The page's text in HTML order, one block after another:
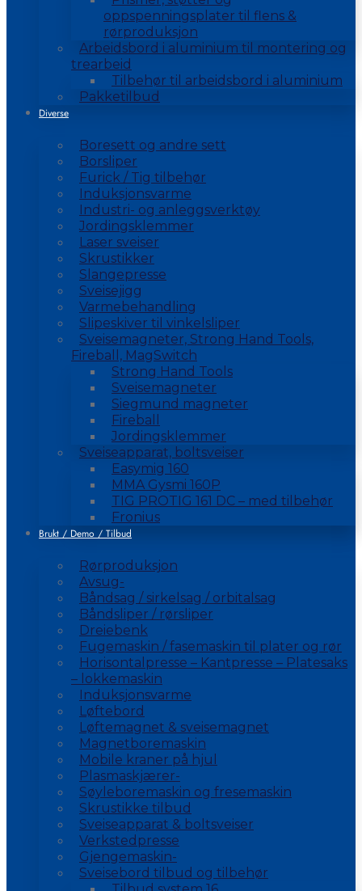
oppspenningsplater til flens &
rørproduksjon
Arbeidsbord i aluminium til montering og
trearbeid
Tilbehør til arbeidsbord i aluminium
Pakketilbud
Diverse
Boresett og andre sett
Borsliper
Furick / Tig tilbehør
Induksjonsvarme
Industri- og anleggsverktøy
Jordingsklemmer
Laser sveiser
Skrustikker
Slangepresse
Sveisejigg
Varmebehandling
Slipeskiver til vinkelsliper
Sveisemagneter, Strong Hand Tools,
Fireball, MagSwitch
Strong Hand Tools
Sveisemagneter
Siegmund magneter
Fireball
Jordingsklemmer
Sveiseapparat, boltsveiser
Easymig 160
MMA Gysmi 160P
TIG PROTIG 161 DC – med tilbehør
Fronius
Brukt / Demo / Tilbud
Rørproduksjon
Avsug-
Båndsag / sirkelsag / orbitalsag
Båndsliper / rørsliper
Dreiebenk
Fugemaskin / fasemaskin til plater og rør
Horisontalpresse – Kantpresse – Platesaks
– lokkemaskin
Induksjonsvarme
Løftebord
Løftemagnet & sveisemagnet
Magnetboremaskin
Mobile kraner på hjul
Plasmaskjærer-
Søyleboremaskin og fresemaskin
Skrustikke tilbud
Sveiseapparat & boltsveiser
Verkstedpresse
Gjengemaskin-
Sveisebord tilbud og tilbehør